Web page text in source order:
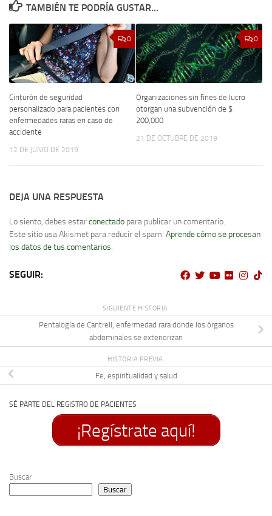
TAMBIÉN TE PODRÍA GUSTAR...
0
Cinturón de seguridad
personalizado para pacientes con
enfermedades raras en caso de
accidente
12 DE JUNIO DE 2019
0
Organizaciones sin fines de lucro
otorgan una subvención de $
200,000
21 DE OCTUBRE DE 2019
DEJA UNA RESPUESTA
Lo siento, debes estarconectado para publicar un comentario.
Este sitio usa Akismet para reducir el spam. Aprende cómo se procesan
los datos de tus comentarios.
SEGUIR:
SIGUIENTE HISTORIA
Pentalogía de Cantrell, enfermedad rara donde los órganos
abdominales se exteriorizan
HISTORIA PREVIA
Fe, espiritualidad y salud
SÉ PARTE DEL REGISTRO DE PACIENTES
¡Regístrate aquí!
Buscar
Buscar